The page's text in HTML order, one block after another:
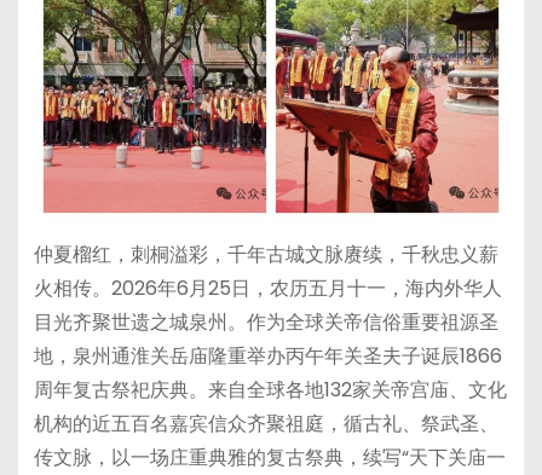
仲夏榴红，刺桐溢彩，千年古城文脉赓续，千秋忠义薪
火相传。2026年6月25日，农历五月十一，海内外华人
目光齐聚世遗之城泉州。作为全球关帝信俗重要祖源圣
地，泉州通淮关岳庙隆重举办丙午年关圣夫子诞辰1866
周年复古祭祀庆典。来自全球各地132家关帝宫庙、文化
机构的近五百名嘉宾信众齐聚祖庭，循古礼、祭武圣、
传文脉，以一场庄重典雅的复古祭典，续写“天下关庙一